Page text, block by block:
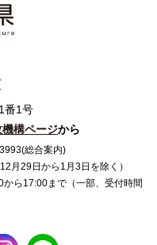
番1号
構ページから
総合案内)
月29日から1月3日を除く）
ら17:00まで（一部、受付時間